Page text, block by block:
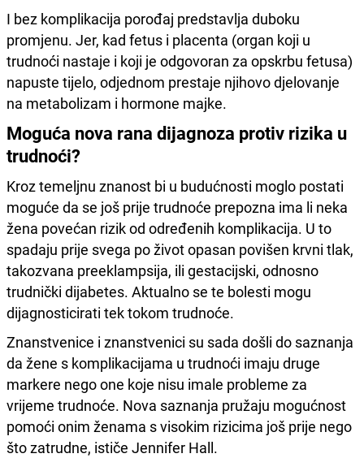
I bez komplikacija porođaj predstavlja duboku
promjenu. Jer, kad fetus i placenta (organ koji u
trudnoći nastaje i koji je odgovoran za opskrbu fetusa)
napuste tijelo, odjednom prestaje njihovo djelovanje
na metabolizam i hormone majke.
Moguća nova rana dijagnoza protiv rizika u
trudnoći?
Kroz temeljnu znanost bi u budućnosti moglo postati
moguće da se još prije trudnoće prepozna ima li neka
žena povećan rizik od određenih komplikacija. U to
spadaju prije svega po život opasan povišen krvni tlak,
takozvana preeklampsija, ili gestacijski, odnosno
trudnički dijabetes. Aktualno se te bolesti mogu
dijagnosticirati tek tokom trudnoće.
Znanstvenice i znanstvenici su sada došli do saznanja
da žene s komplikacijama u trudnoći imaju druge
markere nego one koje nisu imale probleme za
vrijeme trudnoće. Nova saznanja pružaju mogućnost
pomoći onim ženama s visokim rizicima još prije nego
što zatrudne, ističe Jennifer Hall.